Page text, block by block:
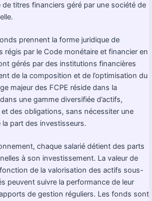
de titres financiers géré par une société de
prennent la forme juridique de
régis par le Code monétaire et financier en
gérés par des institutions financières
de la composition et de l’optimisation du
majeur des FCPE réside dans la
une gamme diversifiée d’actifs,
des obligations, sans nécessiter une
part des investisseurs.
chaque salarié détient des parts
à son investissement. La valeur de
de la valorisation des actifs sous-
peuvent suivre la performance de leur
de gestion réguliers. Les fonds sont